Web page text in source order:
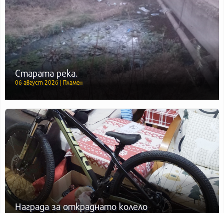
Старата река.
06 август 2026 | Пламен
Награда за откраднато колело